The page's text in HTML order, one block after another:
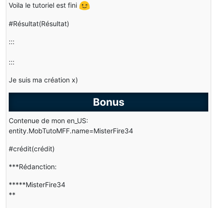
Voila le tutoriel est fini
#Résultat(Résultat)
:::
:::
Je suis ma création x)
Bonus
Contenue de mon en_US:
entity.MobTutoMFF.name=MisterFire34
#crédit(crédit)
***Rédanction:
*****MisterFire34
**